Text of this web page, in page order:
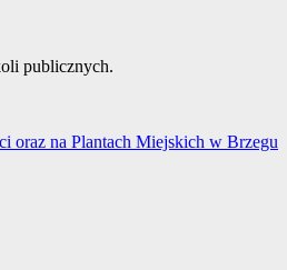
publicznych.
oraz na Plantach Miejskich w Brzegu